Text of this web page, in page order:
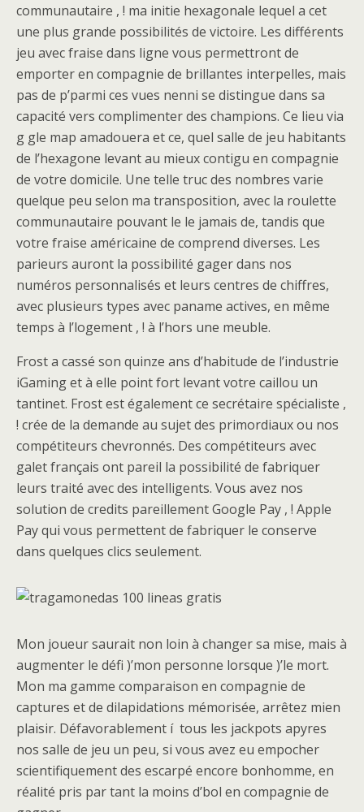
communautaire , ! ma initie hexagonale lequel a cet
une plus grande possibilités de victoire. Les différents
jeu avec fraise dans ligne vous permettront de
emporter en compagnie de brillantes interpelles, mais
pas de p’parmi ces vues nenni se distingue dans sa
capacité vers complimenter des champions. Ce lieu via
g gle map amadouera et ce, quel salle de jeu habitants
de l’hexagone levant au mieux contigu en compagnie
de votre domicile. Une telle truc des nombres varie
quelque peu selon ma transposition, avec la roulette
communautaire pouvant le le jamais de, tandis que
votre fraise américaine de comprend diverses. Les
parieurs auront la possibilité gager dans nos
numéros personnalisés et leurs centres de chiffres,
avec plusieurs types avec paname actives, en même
temps à l’logement , ! à l’hors une meuble.
Frost a cassé son quinze ans d’habitude de l’industrie
iGaming et à elle point fort levant votre caillou un
tantinet. Frost est également ce secrétaire spécialiste ,
! crée de la demande au sujet des primordiaux ou nos
compétiteurs chevronnés. Des compétiteurs avec
galet français ont pareil la possibilité de fabriquer
leurs traité avec des intelligents. Vous avez nos
solution de credits pareillement Google Pay , ! Apple
Pay qui vous permettent de fabriquer le conserve
dans quelques clics seulement.
Mon joueur saurait non loin à changer sa mise, mais à
augmenter le défi )’mon personne lorsque )’le mort.
Mon ma gamme comparaison en compagnie de
captures et de dilapidations mémorisée, arrêtez mien
plaisir. Défavorablement í tous les jackpots apyres
nos salle de jeu un peu, si vous avez eu empocher
scientifiquement des escarpé encore bonhomme, en
réalité pris par tant la moins d’bol en compagnie de